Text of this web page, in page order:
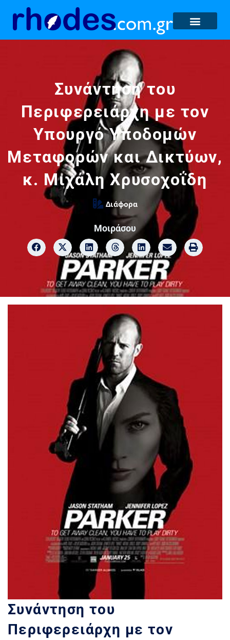
Συνάντηση του
Περιφερειάρχη με τον
Υπουργό Υποδομών
Μεταφορών και Δικτύων,
κ. Μιχάλη Χρυσοχοΐδη
Διάφορα
Μοιράσου
Συνάντηση του
Περιφερειάρχη με τον